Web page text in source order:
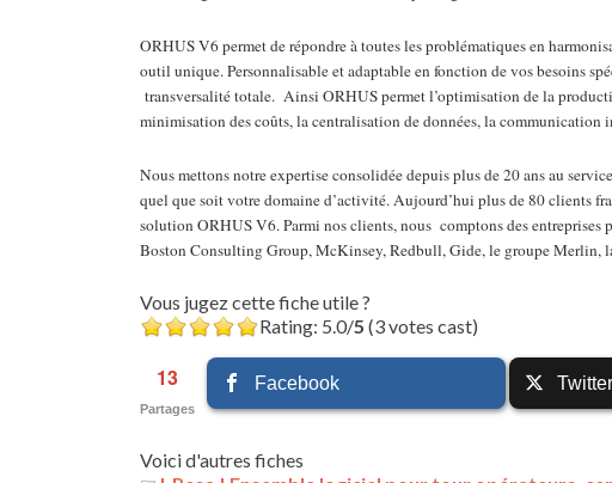
ORHUS V6 permet de répondre à toutes les problématiques en
outil unique. Personnalisable et adaptable en fonction de vos besoins
transversalité totale. Ainsi ORHUS permet l’optimisation de la
minimisation des coûts, la centralisation de données, la communication
Nous mettons notre expertise consolidée depuis plus de 20 ans au
quel que soit votre domaine d’activité. Aujourd’hui plus de 80 clients
solution ORHUS V6. Parmi nos clients, nous comptons des
Boston Consulting Group, McKinsey, Redbull, Gide, le groupe Merlin,
Vous jugez cette fiche utile ?
Rating: 5.0/5 (3 votes cast)
13
Partages
Facebook Twitter
Voici d'autres fiches